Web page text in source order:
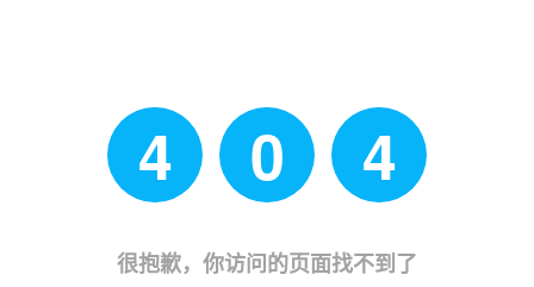
4 0 4
很抱歉，你访问的页面找不到了